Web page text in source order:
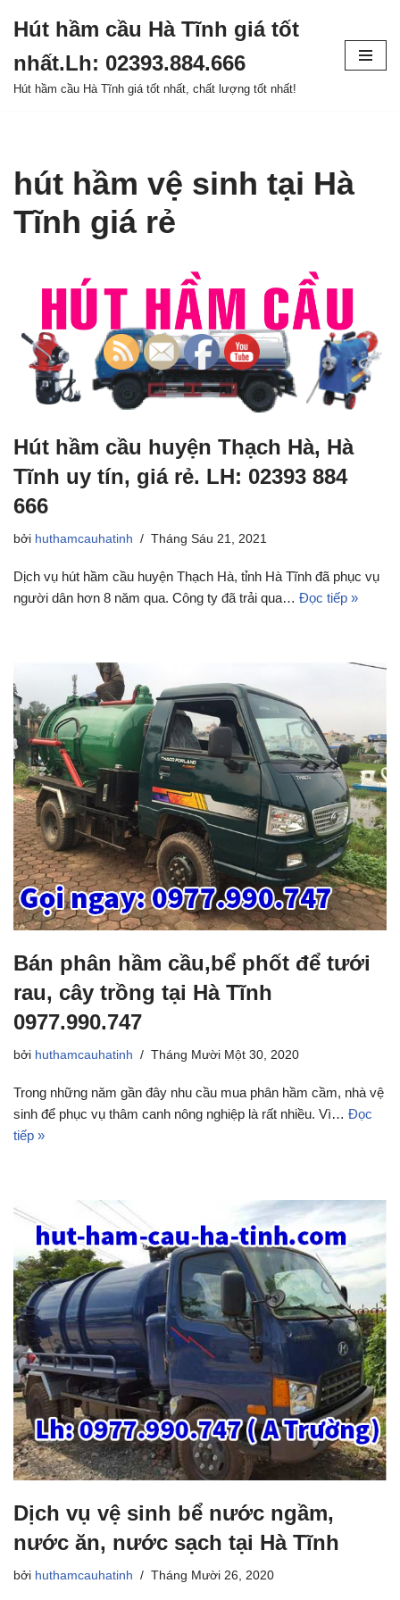
tới
nội
Hút hầm cầu Hà Tĩnh giá tốt
nhất.Lh: 02393.884.666
Hút hầm cầu Hà Tĩnh giá tốt nhất, chất lượng tốt nhất!
hút hầm vệ sinh tại Hà
Tĩnh giá rẻ
Hút hầm cầu huyện Thạch Hà, Hà
Tĩnh uy tín, giá rẻ. LH: 02393 884
666
bởi huthamcauhatinh Tháng Sáu 21, 2021
Dịch vụ hút hầm cầu huyện Thạch Hà, tỉnh Hà Tĩnh đã phục vụ
người dân hơn 8 năm qua. Công ty đã trải qua… Đọc tiếp »
Bán phân hầm cầu,bể phốt để tưới
rau, cây trồng tại Hà Tĩnh
0977.990.747
bởi huthamcauhatinh Tháng Mười Một 30, 2020
Trong những năm gần đây nhu cầu mua phân hầm cầm, nhà vệ
sinh để phục vụ thâm canh nông nghiệp là rất nhiều. Vì… Đọc
tiếp »
Dịch vụ vệ sinh bể nước ngầm,
nước ăn, nước sạch tại Hà Tĩnh
bởi huthamcauhatinh Tháng Mười 26, 2020